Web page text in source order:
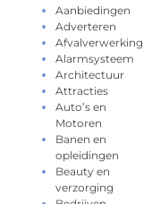
Aanbiedingen
Adverteren
Afvalverwerking
Alarmsysteem
Architectuur
Attracties
Auto’s en
Motoren
Banen en
opleidingen
Beauty en
verzorging